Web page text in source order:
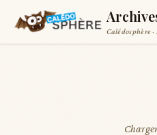
Calédosphère